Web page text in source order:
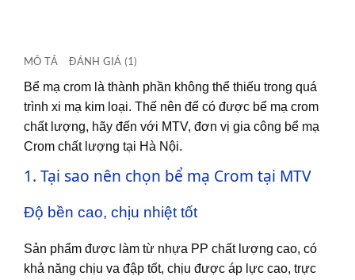
MÔ TẢ ĐÁNH GIÁ (1)
Bể mạ crom là thành phần không thể thiếu trong quá
trình xi mạ kim loại. Thế nên để có được bể mạ crom
chất lượng, hãy đến với MTV, đơn vị gia công bể mạ
Crom chất lượng tại Hà Nội.
1. Tại sao nên chọn bể mạ Crom tại MTV
Độ bền cao, chịu nhiệt tốt
Sản phẩm được làm từ nhựa PP chất lượng cao, có
khả năng chịu va đập tốt, chịu được áp lực cao, trực